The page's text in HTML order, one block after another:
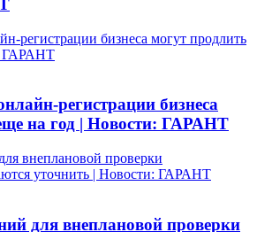
регистрации бизнеса могут продлить
ГАРАНТ
регистрации бизнеса
на год | Новости: ГАРАНТ
внеплановой проверки
уточнить | Новости: ГАРАНТ
для внеплановой проверки